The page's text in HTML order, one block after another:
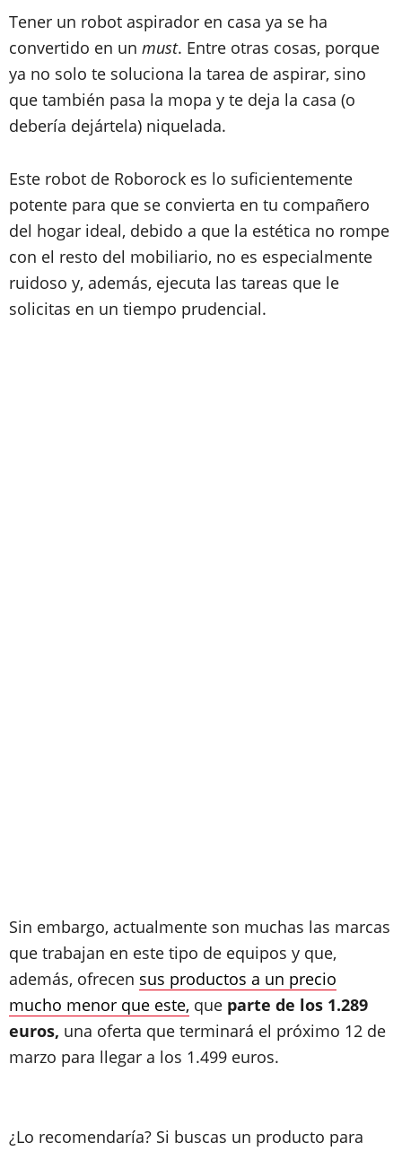
Tener un robot aspirador en casa ya se ha
convertido en un must. Entre otras cosas, porque
ya no solo te soluciona la tarea de aspirar, sino
que también pasa la mopa y te deja la casa (o
debería dejártela) niquelada.
Este robot de Roborock es lo suficientemente
potente para que se convierta en tu compañero
del hogar ideal, debido a que la estética no rompe
con el resto del mobiliario, no es especialmente
ruidoso y, además, ejecuta las tareas que le
solicitas en un tiempo prudencial.
Sin embargo, actualmente son muchas las marcas
que trabajan en este tipo de equipos y que,
además, ofrecen sus productos a un precio
mucho menor que este, que parte de los 1.289
euros, una oferta que terminará el próximo 12 de
marzo para llegar a los 1.499 euros.
¿Lo recomendaría? Si buscas un producto para